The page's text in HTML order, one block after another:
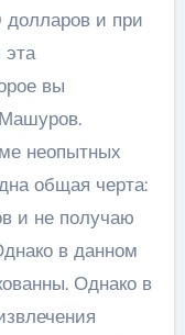
и при
вы
неопытных
общая черта:
и не получаю
в данном
Однако в